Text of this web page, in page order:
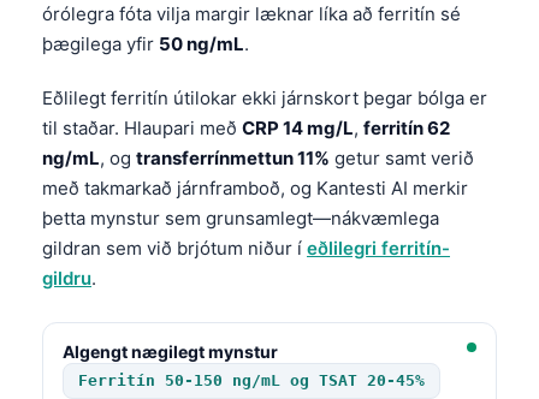
órólegra fóta vilja margir læknar líka að ferritín sé
þægilega yfir 50 ng/mL.
Eðlilegt ferritín útilokar ekki járnskort þegar bólga er
til staðar. Hlaupari með CRP 14 mg/L, ferritín 62
ng/mL, og transferrínmettun 11% getur samt verið
með takmarkað járnframboð, og Kantesti AI merkir
þetta mynstur sem grunsamlegt—nákvæmlega
gildran sem við brjótum niður í eðlilegri ferritín-
gildru.
Algengt nægilegt mynstur
Ferritín 50-150 ng/mL og TSAT 20-45%
অসমীয়া
Македонски јазик
Euskara
Gàidhlig
Occitan
العربية المغربية
Монгол